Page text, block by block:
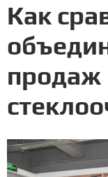
Как
продаж